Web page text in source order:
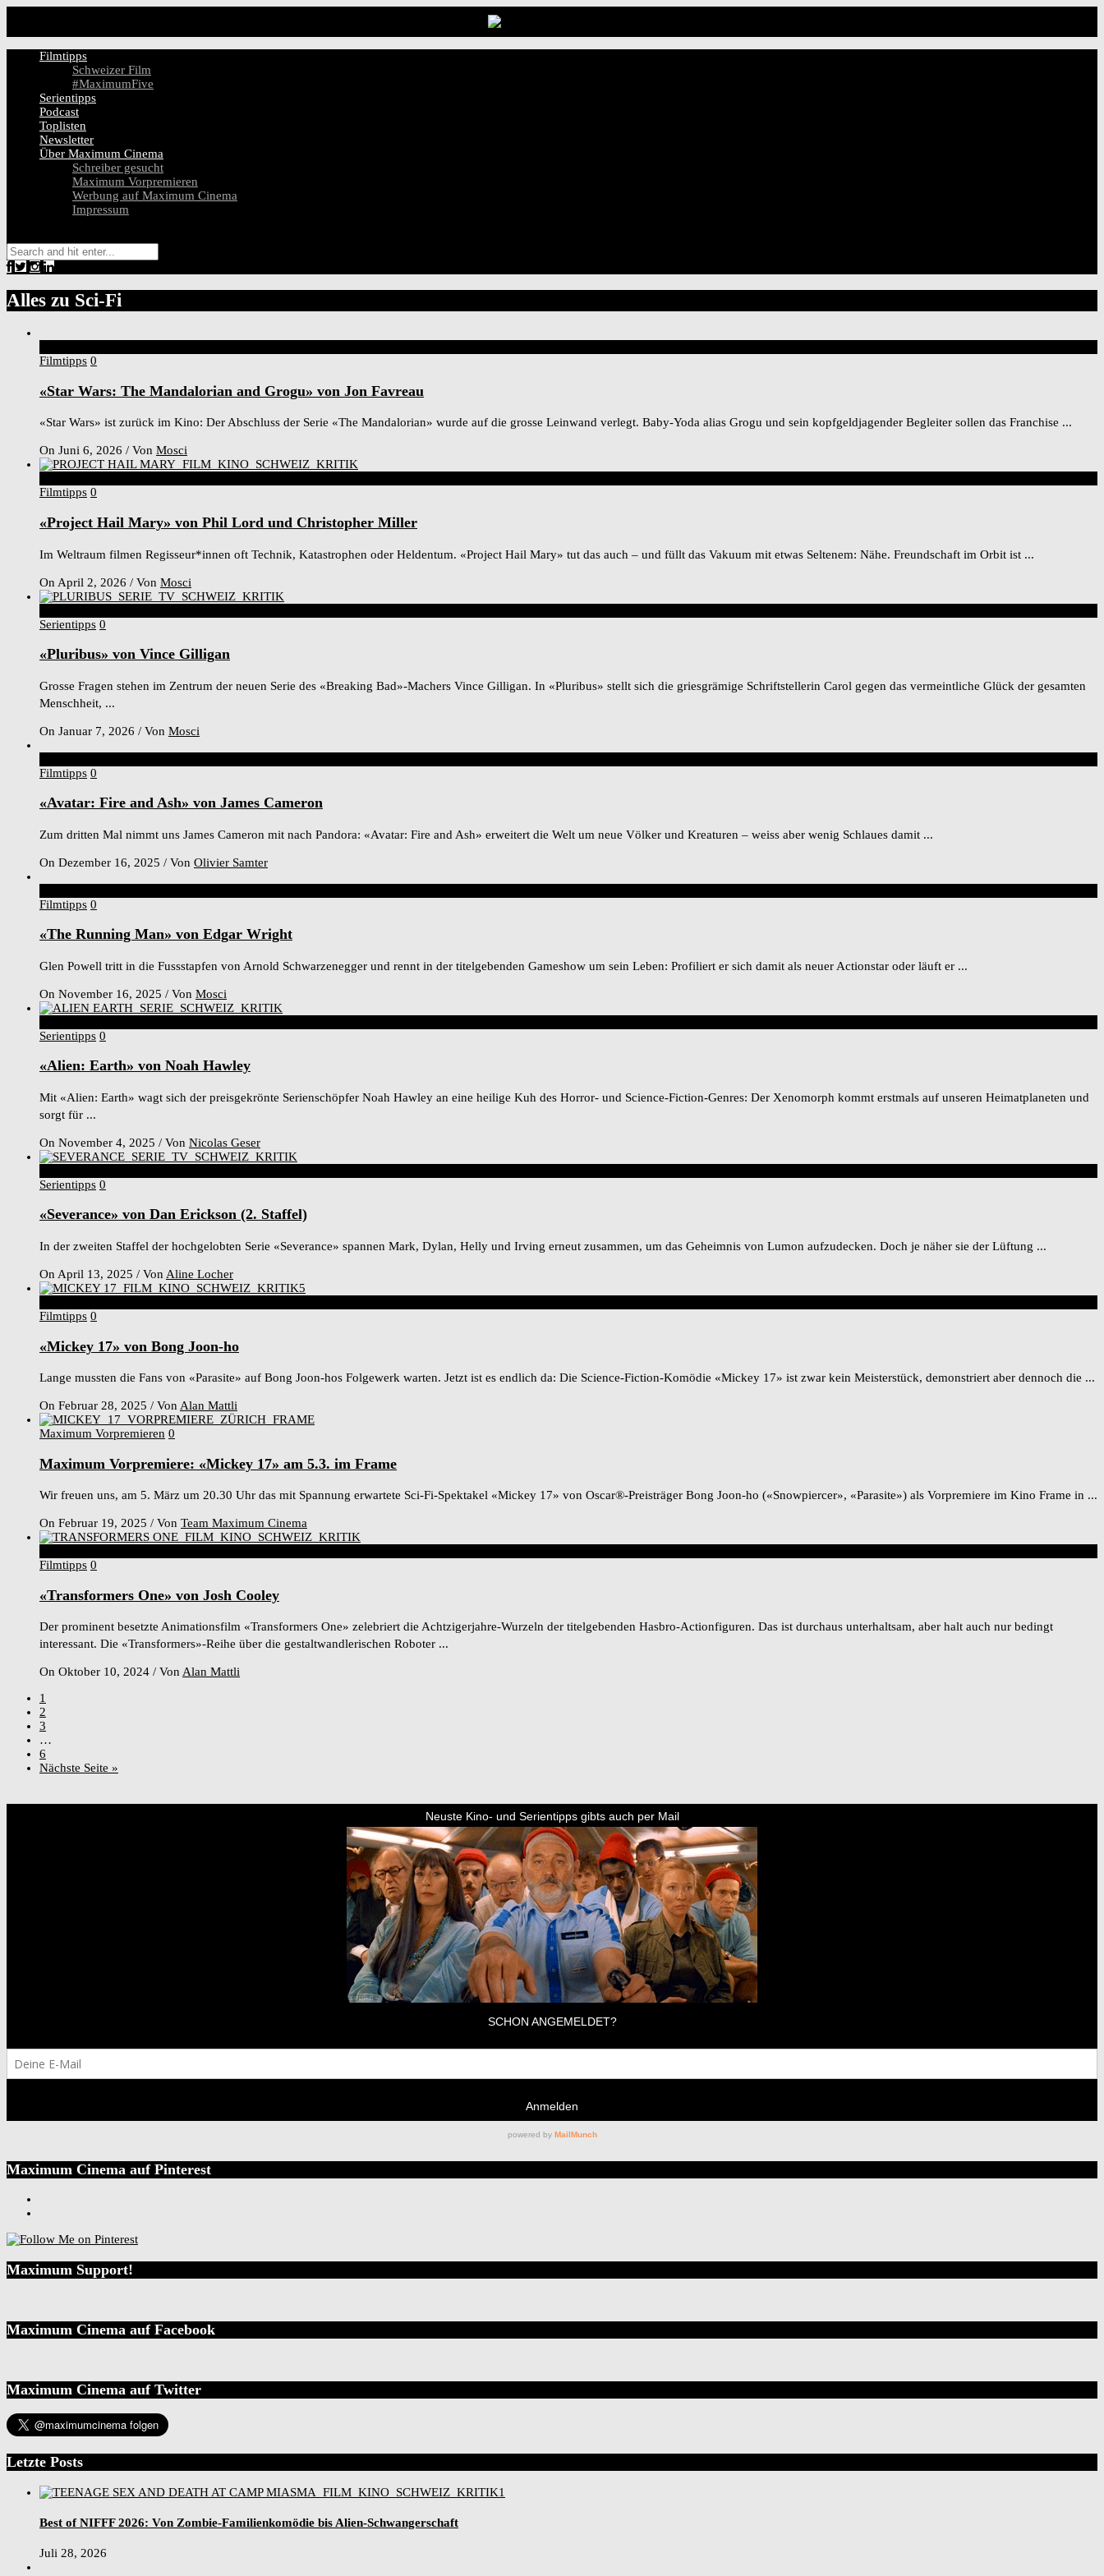
Filmtipps
Schweizer Film
#MaximumFive
Serientipps
Podcast
Toplisten
Newsletter
Über Maximum Cinema
Schreiber gesucht
Maximum Vorpremieren
Werbung auf Maximum Cinema
Impressum
Alles zu Sci-Fi
Filmtipps 0
«Star Wars: The Mandalorian and Grogu» von Jon Favreau
«Star Wars» ist zurück im Kino: Der Abschluss der Serie «The Mandalorian» wurde auf die grosse Leinwand verlegt. Baby-Yoda alias Grogu und sein kopfgeldjagender Begleiter sollen das Franchise ...
On Juni 6, 2026 / Von Mosci
Filmtipps 0
«Project Hail Mary» von Phil Lord und Christopher Miller
Im Weltraum filmen Regisseur*innen oft Technik, Katastrophen oder Heldentum. «Project Hail Mary» tut das auch – und füllt das Vakuum mit etwas Seltenem: Nähe. Freundschaft im Orbit ist ...
On April 2, 2026 / Von Mosci
Serientipps 0
«Pluribus» von Vince Gilligan
Grosse Fragen stehen im Zentrum der neuen Serie des «Breaking Bad»-Machers Vince Gilligan. In «Pluribus» stellt sich die griesgrämige Schriftstellerin Carol gegen das vermeintliche Glück der gesamten
Menschheit, ...
On Januar 7, 2026 / Von Mosci
Filmtipps 0
«Avatar: Fire and Ash» von James Cameron
Zum dritten Mal nimmt uns James Cameron mit nach Pandora: «Avatar: Fire and Ash» erweitert die Welt um neue Völker und Kreaturen – weiss aber wenig Schlaues damit ...
On Dezember 16, 2025 / Von Olivier Samter
Filmtipps 0
«The Running Man» von Edgar Wright
Glen Powell tritt in die Fussstapfen von Arnold Schwarzenegger und rennt in der titelgebenden Gameshow um sein Leben: Profiliert er sich damit als neuer Actionstar oder läuft er ...
On November 16, 2025 / Von Mosci
Serientipps 0
«Alien: Earth» von Noah Hawley
Mit «Alien: Earth» wagt sich der preisgekrönte Serienschöpfer Noah Hawley an eine heilige Kuh des Horror- und Science-Fiction-Genres: Der Xenomorph kommt erstmals auf unseren Heimatplaneten und
sorgt für ...
On November 4, 2025 / Von Nicolas Geser
Serientipps 0
«Severance» von Dan Erickson (2. Staffel)
In der zweiten Staffel der hochgelobten Serie «Severance» spannen Mark, Dylan, Helly und Irving erneut zusammen, um das Geheimnis von Lumon aufzudecken. Doch je näher sie der Lüftung ...
On April 13, 2025 / Von Aline Locher
Filmtipps 0
«Mickey 17» von Bong Joon-ho
Lange mussten die Fans von «Parasite» auf Bong Joon-hos Folgewerk warten. Jetzt ist es endlich da: Die Science-Fiction-Komödie «Mickey 17» ist zwar kein Meisterstück, demonstriert aber dennoch die ...
On Februar 28, 2025 / Von Alan Mattli
Maximum Vorpremieren 0
Maximum Vorpremiere: «Mickey 17» am 5.3. im Frame
Wir freuen uns, am 5. März um 20.30 Uhr das mit Spannung erwartete Sci-Fi-Spektakel «Mickey 17» von Oscar®-Preisträger Bong Joon-ho («Snowpiercer», «Parasite») als Vorpremiere im Kino Frame in ...
On Februar 19, 2025 / Von Team Maximum Cinema
Filmtipps 0
«Transformers One» von Josh Cooley
Der prominent besetzte Animationsfilm «Transformers One» zelebriert die Achtzigerjahre-Wurzeln der titelgebenden Hasbro-Actionfiguren. Das ist durchaus unterhaltsam, aber halt auch nur bedingt
interessant. Die «Transformers»-Reihe über die gestaltwandlerischen Roboter ...
On Oktober 10, 2024 / Von Alan Mattli
1
2
3
…
6
Nächste Seite »
Maximum Cinema auf Pinterest
Maximum Support!
Maximum Cinema auf Facebook
Maximum Cinema auf Twitter
Letzte Posts
Best of NIFFF 2026: Von Zombie-Familienkomödie bis Alien-Schwangerschaft
Juli 28, 2026